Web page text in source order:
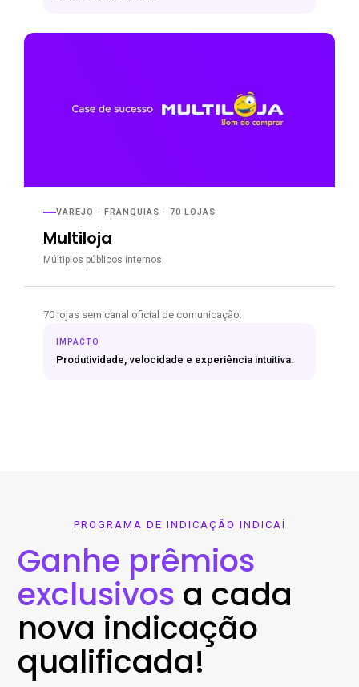
VAREJO · FRANQUIAS · 70 LOJAS
Multiloja
Múltiplos públicos internos
70 lojas sem canal oficial de comunicação.
IMPACTO
Produtividade, velocidade e experiência intuitiva.
PROGRAMA DE INDICAÇÃO INDICAÍ
Ganhe prêmios
exclusivos a cada
nova indicação
qualificada!